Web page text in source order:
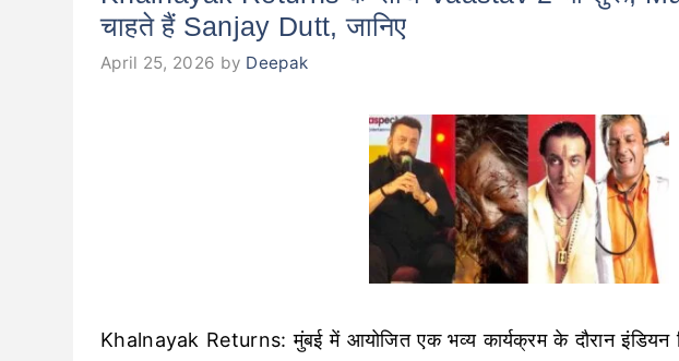
चाहते हैं Sanjay Dutt, जानिए
April 25, 2026 by Deepak
Khalnayak Returns: मुंबई में आयोजित एक भव्य कार्यक्रम के दौरान इंडियन